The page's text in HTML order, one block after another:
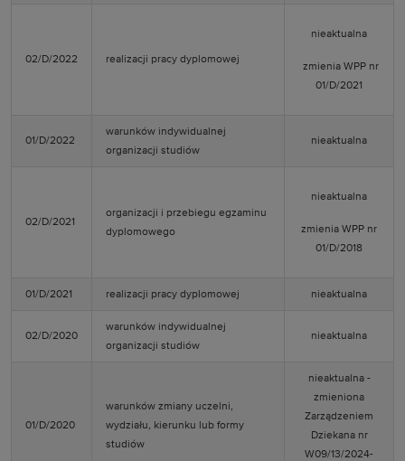
02/D/2022 realizacji pracy dyplomowej
nieaktualna
zmienia WPP nr
01/D/2021
01/D/2022
warunków indywidualnej
organizacji studiów
nieaktualna
02/D/2021
organizacji i przebiegu egzaminu
dyplomowego
nieaktualna
zmienia WPP nr
01/D/2018
01/D/2021 realizacji pracy dyplomowej nieaktualna
02/D/2020
warunków indywidualnej
organizacji studiów
nieaktualna
01/D/2020
warunków zmiany uczelni,
wydziału, kierunku lub formy
studiów
nieaktualna -
zmieniona
Zarządzeniem
Dziekana nr
W09/13/2024-